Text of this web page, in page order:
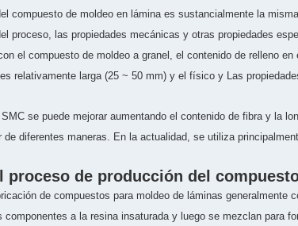
compuesto de moldeo en lámina es sustancialmente la
proceso, las propiedades mecánicas y otras propiedades
el compuesto de moldeo a granel, el contenido de relleno
relativamente larga (25 ~ 50 mm) y el físico y Las
se puede mejorar aumentando el contenido de fibra y la
de diferentes maneras. En la actualidad, se utiliza
proceso de producción del
de compuestos para moldeo de láminas
componentes a la resina insaturada y luego se mezclan para